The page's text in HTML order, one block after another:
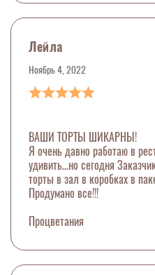
Лейла
Ноябрь 4, 2022
ВАШИ ТОРТЫ ШИКАРНЫ!
Я очень давно работаю в
удивить…но сегодня
торты в зал в коробках в
Продумано все!!!
Процветания